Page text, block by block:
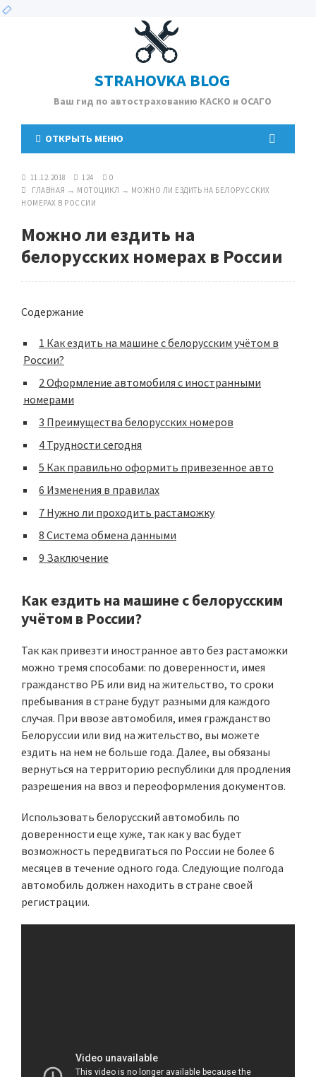
STRAHOVKA BLOG
Ваш гид по автострахованию КАСКО и ОСАГО
ОТКРЫТЬ МЕНЮ
11.12.2018 124
0
ГЛАВНАЯ → МОТОЦИКЛ → МОЖНО ЛИ ЕЗДИТЬ НА БЕЛОРУССКИХ
НОМЕРАХ В РОССИИ
Можно ли ездить на
белорусских номерах в России
Содержание
1 Как ездить на машине с белорусским учётом в
России?
2Оформление автомобиля с иностранными
номерами
3 Преимущества белорусских номеров
4 Трудности сегодня
5 Как правильно оформить привезенное авто
6 Изменения в правилах
7 Нужно ли проходить растаможку
8 Система обмена данными
9 Заключение
Как ездить на машине с белорусским
учётом в России?
Так как привезти иностранное авто без растаможки
можно тремя способами: по доверенности, имея
гражданство РБ или вид на жительство, то сроки
пребывания в стране будут разными для каждого
случая. При ввозе автомобиля, имея гражданство
Белоруссии или вид на жительство, вы можете
ездить на нем не больше года. Далее, вы обязаны
вернуться на территорию республики для продления
разрешения на ввоз и переоформления документов.
Использовать белорусский автомобиль по
доверенности еще хуже, так как у вас будет
возможность передвигаться по России не более 6
месяцев в течение одного года. Следующие полгода
автомобиль должен находить в стране своей
регистрации.